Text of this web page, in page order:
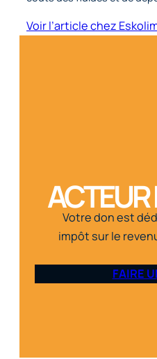
Voir l’article chez
ACTEUR
Votre don est
impôt sur le
FAIRE